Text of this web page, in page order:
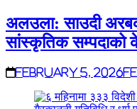
अलउला: साउदी
सांस्कृतिक सम्पदाको
February 5, 2026